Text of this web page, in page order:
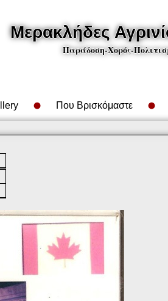
Μερακλήδες
Παράδοση-Χορός-
Που Βρισκόμαστε